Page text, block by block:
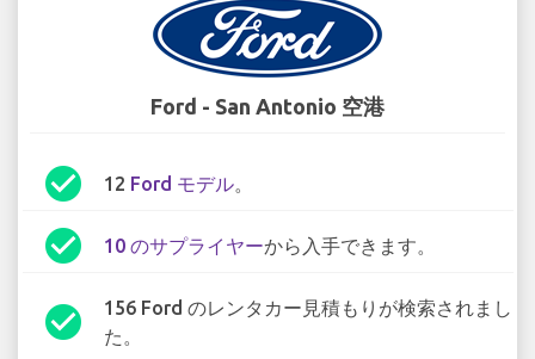
Ford - San Antonio 空港
check_circle 12 Ford モデル。
check_circle 10 のサプライヤーから入手できます。
check_circle
156 Ford のレンタカー見積もりが検索されまし
た。